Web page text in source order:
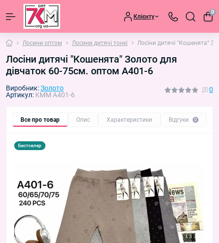
Клієнту
0
Лосини оптом Лосини дитячі тонкі Лосіни дитячі "Кошенята"
Лосіни дитячі "Кошенята" Золото для
дівчаток 60-75см. оптом A401-6
Виробник:Золото
Артикул: KMM A401-6
0
Все про товар Опис Характеристики Відгуки 0
Бестселер